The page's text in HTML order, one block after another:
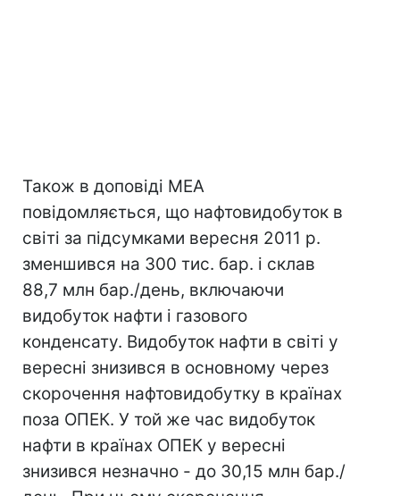
Також в доповіді МЕА
повідомляється, що нафтовидобуток в
світі за підсумками вересня 2011 р.
зменшився на 300 тис. бар. і склав
88,7 млн бар./день, включаючи
видобуток нафти і газового
конденсату. Видобуток нафти в світі у
вересні знизився в основному через
скорочення нафтовидобутку в країнах
поза ОПЕК. У той же час видобуток
нафти в країнах ОПЕК у вересні
знизився незначно - до 30,15 млн бар./